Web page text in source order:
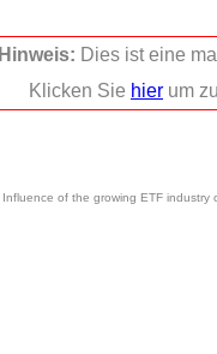
Influence of the growing ETF industry
Hinweis: Dies ist eine
Klicken Sie hier um